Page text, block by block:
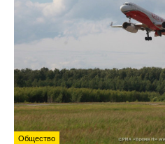
Общество